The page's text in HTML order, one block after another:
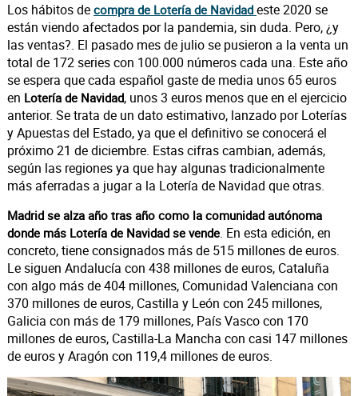
Los hábitos de compra de Lotería de Navidad este 2020 se
están viendo afectados por la pandemia, sin duda. Pero, ¿y
las ventas?. El pasado mes de julio se pusieron a la venta un
total de 172 series con 100.000 números cada una. Este año
se espera que cada español gaste de media unos 65 euros
en Lotería de Navidad, unos 3 euros menos que en el ejercicio
anterior. Se trata de un dato estimativo, lanzado por Loterías
y Apuestas del Estado, ya que el definitivo se conocerá el
próximo 21 de diciembre. Estas cifras cambian, además,
según las regiones ya que hay algunas tradicionalmente
más aferradas a jugar a la Lotería de Navidad que otras.
Madrid se alza año tras año como la comunidad autónoma
donde más Lotería de Navidad se vende. En esta edición, en
concreto, tiene consignados más de 515 millones de euros.
Le siguen Andalucía con 438 millones de euros, Cataluña
con algo más de 404 millones, Comunidad Valenciana con
370 millones de euros, Castilla y León con 245 millones,
Galicia con más de 179 millones, País Vasco con 170
millones de euros, Castilla-La Mancha con casi 147 millones
de euros y Aragón con 119,4 millones de euros.